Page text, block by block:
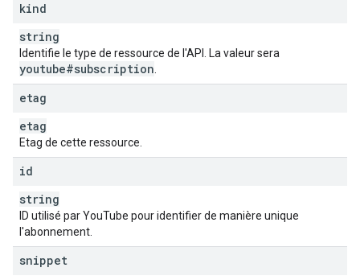
        "
        "
      }
    }
  }
}
kind
string
Identifie le type de ressource de l'API. La valeur sera
youtube#subscription
etag
etag
Etag de cette ressource.
id
string
ID utilisé par YouTube pour identifier de manière unique
l'abonnement.
snippet